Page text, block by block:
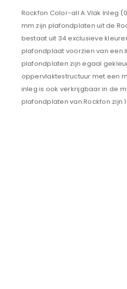
Rockfon Color-all A Vlak Inleg
mm zijn plafondplaten uit de
bestaat uit 34 exclusieve
plafondplaat voorzien van een
plafondplaten zijn egaal
oppervlaktestructuur met een
inleg is ook verkrijgbaar in de
plafondplaten van Rockfon zijn